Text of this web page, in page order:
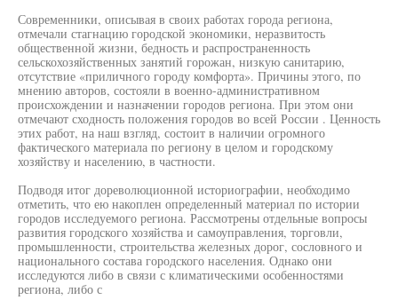
Современники, описывая в своих работах города региона,
отмечали стагнацию городской экономики, неразвитость
общественной жизни, бедность и распространенность
сельскохозяйственных занятий горожан, низкую санитарию,
отсутствие «приличного городу комфорта». Причины этого, по
мнению авторов, состояли в военно-административном
происхождении и назначении городов региона. При этом они
отмечают сходность положения городов во всей России . Ценность
этих работ, на наш взгляд, состоит в наличии огромного
фактического материала по региону в целом и городскому
хозяйству и населению, в частности.
Подводя итог дореволюционной историографии, необходимо
отметить, что ею накоплен определенный материал по истории
городов исследуемого региона. Рассмотрены отдельные вопросы
развития городского хозяйства и самоуправления, торговли,
промышленности, строительства железных дорог, сословного и
национального состава городского населения. Однако они
исследуются либо в связи с климатическими особенностями
региона, либо с